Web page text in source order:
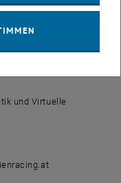
lernen.
und Virtuelle